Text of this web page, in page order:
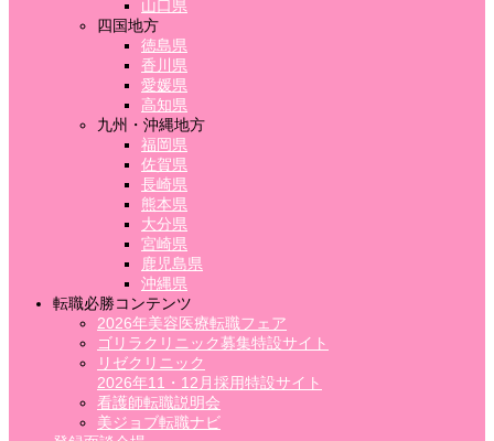
山口県
四国地方
徳島県
香川県
愛媛県
高知県
九州・沖縄地方
福岡県
佐賀県
長崎県
熊本県
大分県
宮崎県
鹿児島県
沖縄県
転職必勝コンテンツ
2026年美容医療転職フェア
ゴリラクリニック募集特設サイト
リゼクリニック
2026年11・12月採用特設サイト
看護師転職説明会
美ジョブ転職ナビ